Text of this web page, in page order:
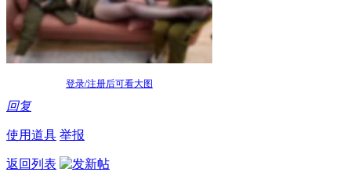
登录/注册后可看大图
回复
使用道具 举报
返回列表